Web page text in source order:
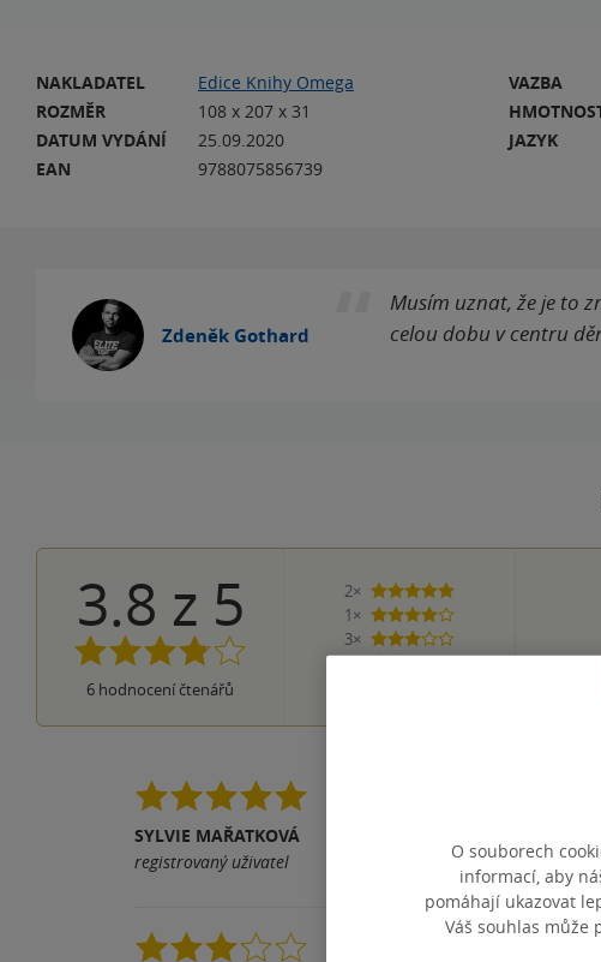
NAKLADATEL
Edice Knihy Omega
ROZMĚR
108 x 207 x 31
DATUM VYDÁNÍ
25.09.2020
EAN
9788075856739
VAZBA
JAZYK
Zdeněk Gothard
Musím uznat, že je to
celou dobu v centru
3.8 z 5
6 hodnocení čtenářů
2×
5 hvězdiček
1×
4 hvězdičky
3×
3 hvězdičky
0×
SYLVIE MAŘATKOVÁ
registrovaný uživatel
Kniha je skvělá. Poslední
čili nepotrebujete kostky.
Pomohla vám tato recenze?
Když srovnám
O souborech
informací, aby
pomáhají ukazovat
Váš souhlas může